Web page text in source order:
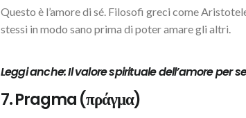
Questo è l’amore di sé. Filosofi greci come
stessi in modo sano prima di poter amare gli altri.
Leggi anche: Il valore spirituale dell’amore per
7. Pragma (πράγμα)